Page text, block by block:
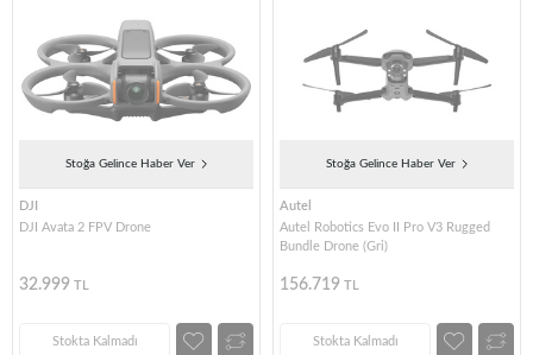
Stoğa Gelince Haber Ver
DJI
DJI Avata 2 FPV Drone
32.999 TL
Stokta Kalmadı
Stoğa Gelince Haber Ver
Autel
Autel Robotics Evo II Pro V3 Rugged
Bundle Drone (Gri)
156.719 TL
Stokta Kalmadı